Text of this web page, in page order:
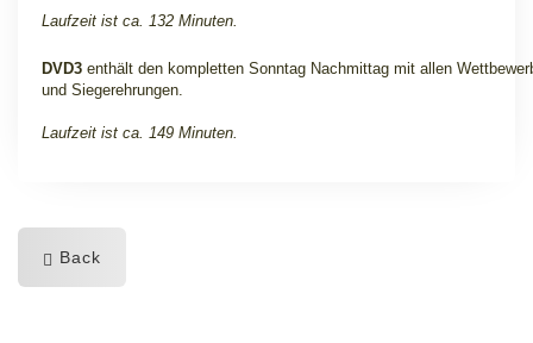
Laufzeit ist ca. 132 Minuten.
DVD3 enthält den kompletten Sonntag Nachmittag mit allen
und Siegerehrungen.
Laufzeit ist ca. 149 Minuten.
Back